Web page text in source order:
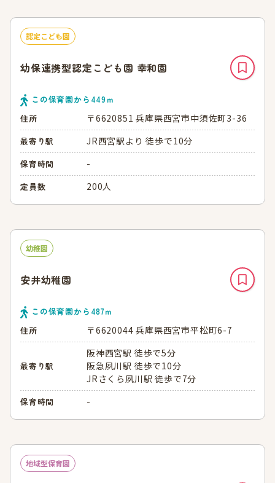
認定こども園
幼保連携型認定こども園 幸和園
この保育園から 449ｍ
住所
〒6620851 兵庫県西宮市中須佐町3-36
最寄り駅 JR西宮駅より 徒歩で10分
保育時間 -
定員数 200人
幼稚園
安井幼稚園
この保育園から 487ｍ
住所
〒6620044 兵庫県西宮市平松町6-7
最寄り駅
阪神西宮駅 徒歩で5分
阪急夙川駅 徒歩で10分
JRさくら夙川駅 徒歩で7分
保育時間 -
地域型保育園